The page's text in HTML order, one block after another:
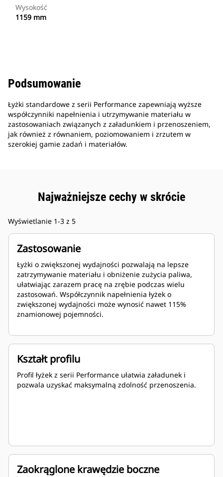
Wysokość
1159 mm
Podsumowanie
Łyżki standardowe z serii Performance zapewniają wyższe
współczynniki napełnienia i utrzymywanie materiału w
zastosowaniach związanych z załadunkiem i przenoszeniem,
jak również z równaniem, poziomowaniem i zrzutem w
szerokiej gamie zadań i materiałów.
Najważniejsze cechy w skrócie
Wyświetlanie 1-3 z 5
Zastosowanie
Łyżki o zwiększonej wydajności pozwalają na lepsze
zatrzymywanie materiału i obniżenie zużycia paliwa,
ułatwiając zarazem pracę na zrębie podczas wielu
zastosowań. Współczynnik napełnienia łyżek o
zwiększonej wydajności może wynosić nawet 115%
znamionowej pojemności.
Kształt profilu
Profil łyżek z serii Performance ułatwia załadunek i
pozwala uzyskać maksymalną zdolność przenoszenia.
Zaokrąglone krawędzie boczne